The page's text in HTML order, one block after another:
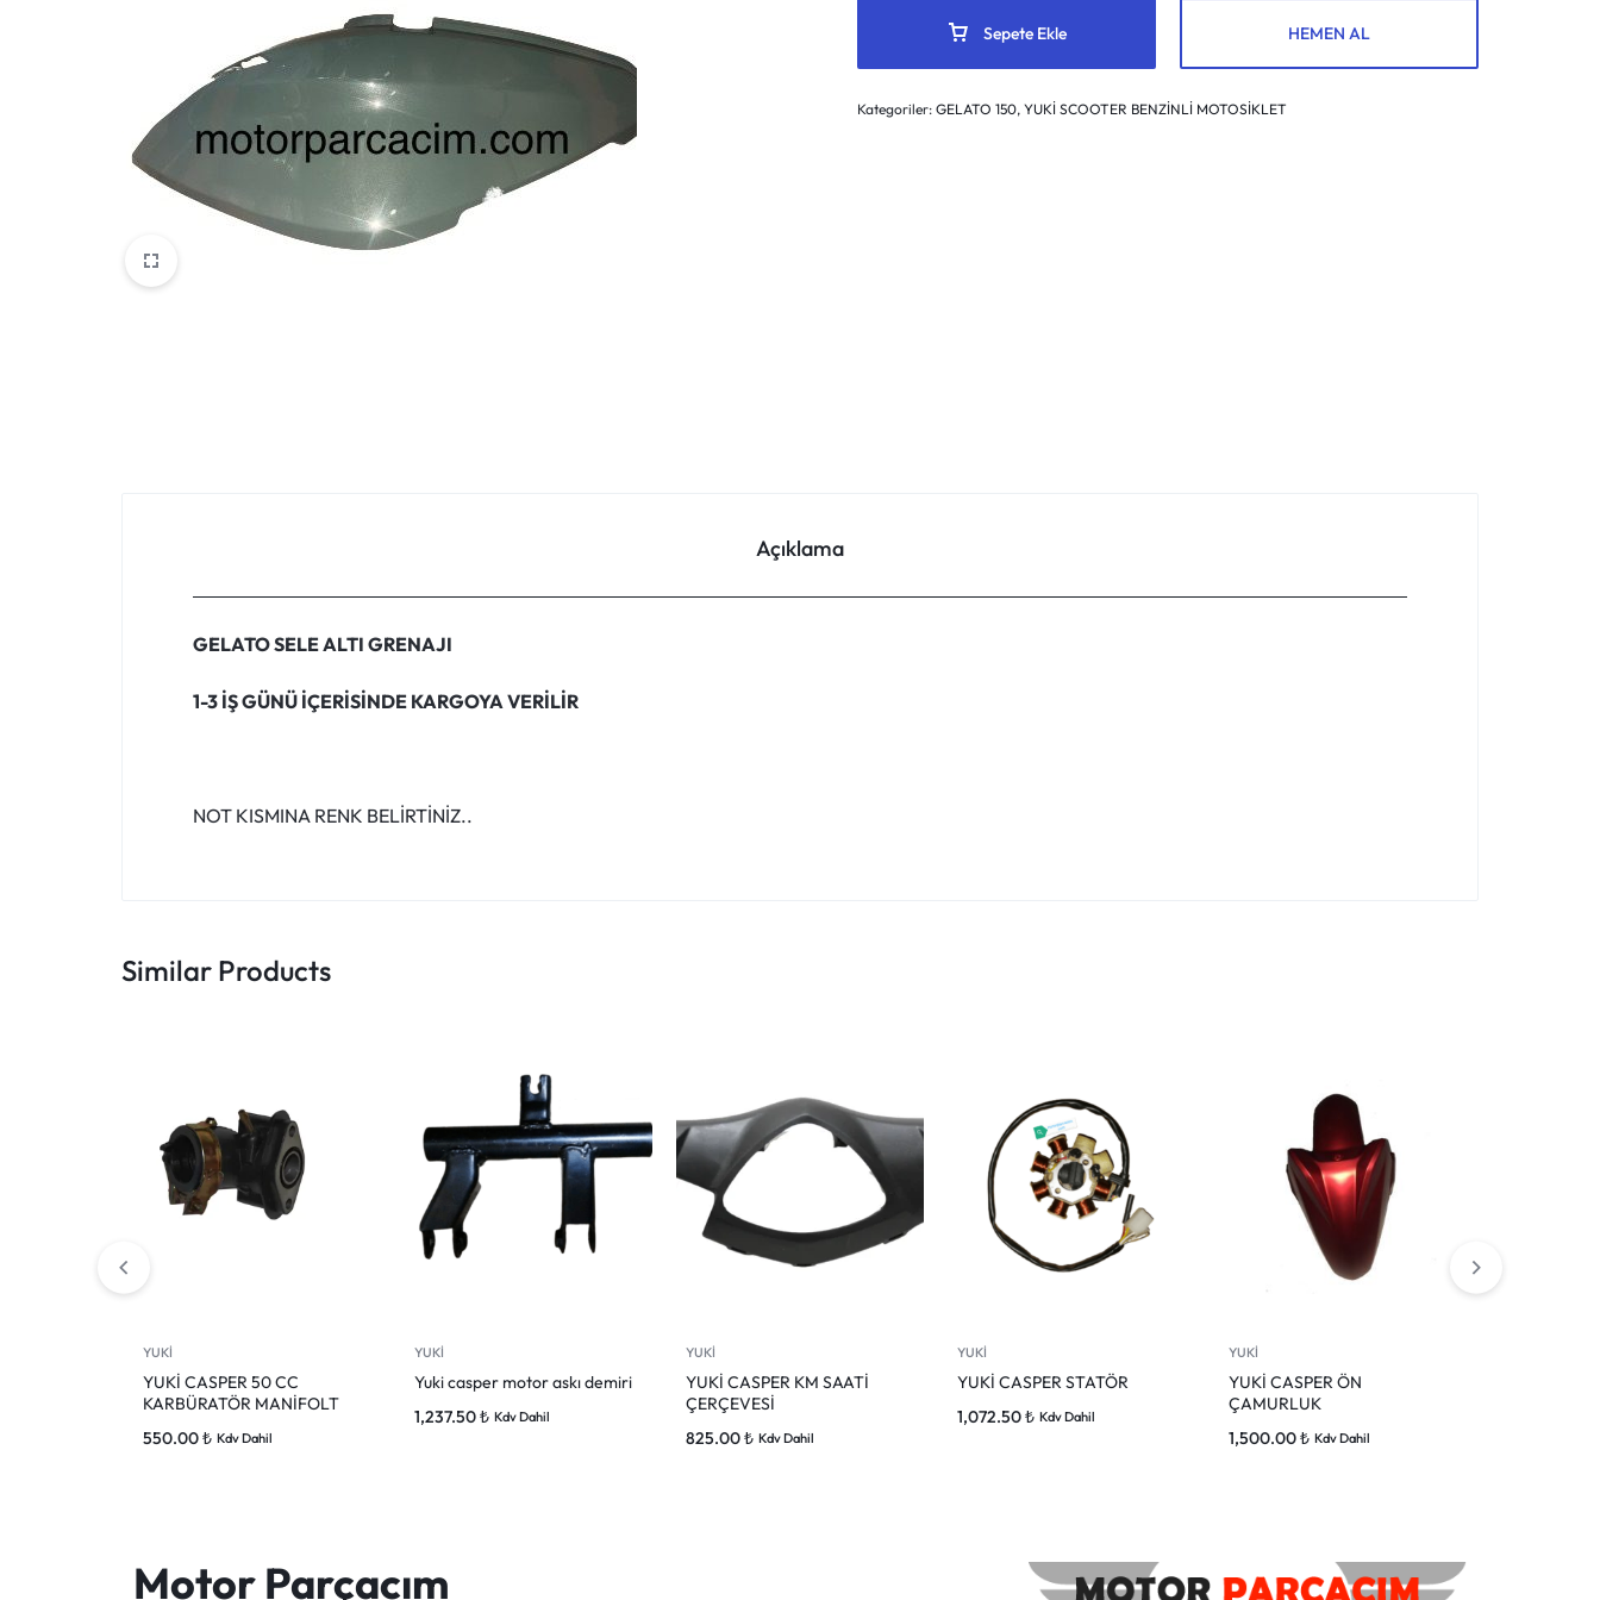
YAMAHA
YUKI ATV
Genel
Sepete Ekle HEMEN AL
Kategoriler:GELATO 150,YUKİ SCOOTER BENZİNLİ MOTOSİKLET
Açıklama
GELATO SELE ALTI GRENAJI
1-3 İŞ GÜNÜ İÇERİSİNDE KARGOYA VERİLİR
NOT KISMINA RENK BELİRTİNİZ..
Similar Products
YUKİ
YUKİ CASPER 50 CC
KARBÜRATÖR MANİFOLT
550.00₺ Kdv Dahil
YUKİ
Yuki casper motor askı demiri
1,237.50₺ Kdv Dahil
YUKİ
YUKİ CASPER KM SAATİ
ÇERÇEVESİ
825.00₺ Kdv Dahil
YUKİ
YUKİ CASPER STATÖR
1,072.50₺ Kdv Dahil
YUKİ
YUKİ CASPER ÖN
ÇAMURLUK
1,500.00₺ Kdv Dahil
Motor Parçacım